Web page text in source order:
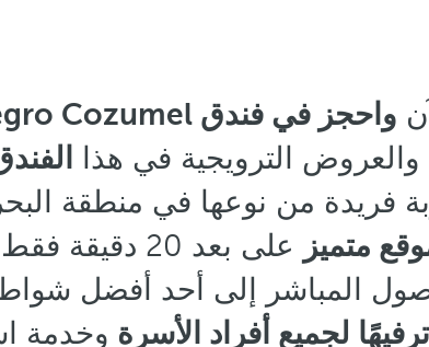
الترويجية في هذا
فريدة من نوعها في منطقة
متميز
على بعد 20
المباشر إلى أحد أفضل
لجميع أفراد الأسرة وخدمة